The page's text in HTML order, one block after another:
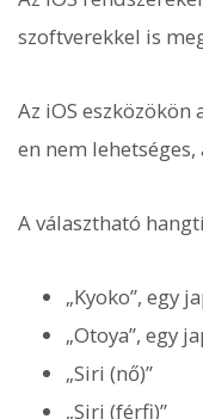
szoftverekkel is
Az iOS eszközökön
en nem
A választható
„Kyoko”, egy
„Otoya”, egy
„Siri (nő)”
„Siri (férfi)”